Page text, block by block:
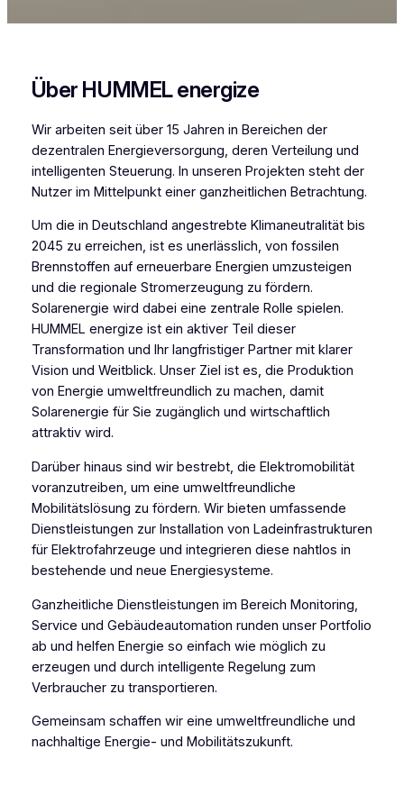
Über HUMMEL energize
Wir arbeiten seit über 15 Jahren in Bereichen der
dezentralen Energieversorgung, deren Verteilung und
intelligenten Steuerung. In unseren Projekten steht der
Nutzer im Mittelpunkt einer ganzheitlichen Betrachtung.
Um die in Deutschland angestrebte Klimaneutralität bis
2045 zu erreichen, ist es unerlässlich, von fossilen
Brennstoffen auf erneuerbare Energien umzusteigen
und die regionale Stromerzeugung zu fördern.
Solarenergie wird dabei eine zentrale Rolle spielen.
HUMMEL energize ist ein aktiver Teil dieser
Transformation und Ihr langfristiger Partner mit klarer
Vision und Weitblick. Unser Ziel ist es, die Produktion
von Energie umweltfreundlich zu machen, damit
Solarenergie für Sie zugänglich und wirtschaftlich
attraktiv wird.
Darüber hinaus sind wir bestrebt, die Elektromobilität
voranzutreiben, um eine umweltfreundliche
Mobilitätslösung zu fördern. Wir bieten umfassende
Dienstleistungen zur Installation von Ladeinfrastrukturen
für Elektrofahrzeuge und integrieren diese nahtlos in
bestehende und neue Energiesysteme.
Ganzheitliche Dienstleistungen im Bereich Monitoring,
Service und Gebäudeautomation runden unser Portfolio
ab und helfen Energie so einfach wie möglich zu
erzeugen und durch intelligente Regelung zum
Verbraucher zu transportieren.
Gemeinsam schaffen wir eine umweltfreundliche und
nachhaltige Energie- und Mobilitätszukunft.